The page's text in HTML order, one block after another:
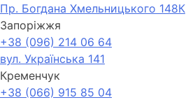
Пр. Богдана Хмельницького 148К
Запоріжжя
+38 (096) 214 06 64
вул. Українська 141
Кременчук
+38 (066) 915 85 04